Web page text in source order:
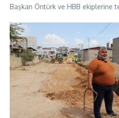
Başkan Öntürk ve HBB ekiplerine